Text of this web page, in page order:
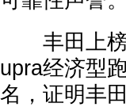
丰田上榜
upra经济型
名，证明丰